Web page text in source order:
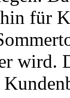
für
wird.